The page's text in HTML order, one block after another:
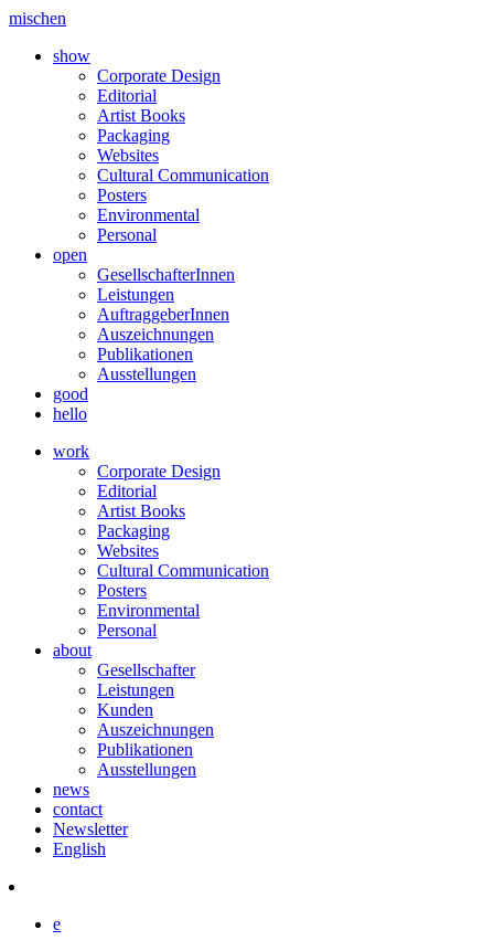
mischen
show
Corporate Design
Editorial
Artist Books
Packaging
Websites
Cultural Communication
Posters
Environmental
Personal
open
GesellschafterInnen
Leistungen
AuftraggeberInnen
Auszeichnungen
Publikationen
Ausstellungen
good
hello
work
Corporate Design
Editorial
Artist Books
Packaging
Websites
Cultural Communication
Posters
Environmental
Personal
about
Gesellschafter
Leistungen
Kunden
Auszeichnungen
Publikationen
Ausstellungen
news
contact
Newsletter
English
e